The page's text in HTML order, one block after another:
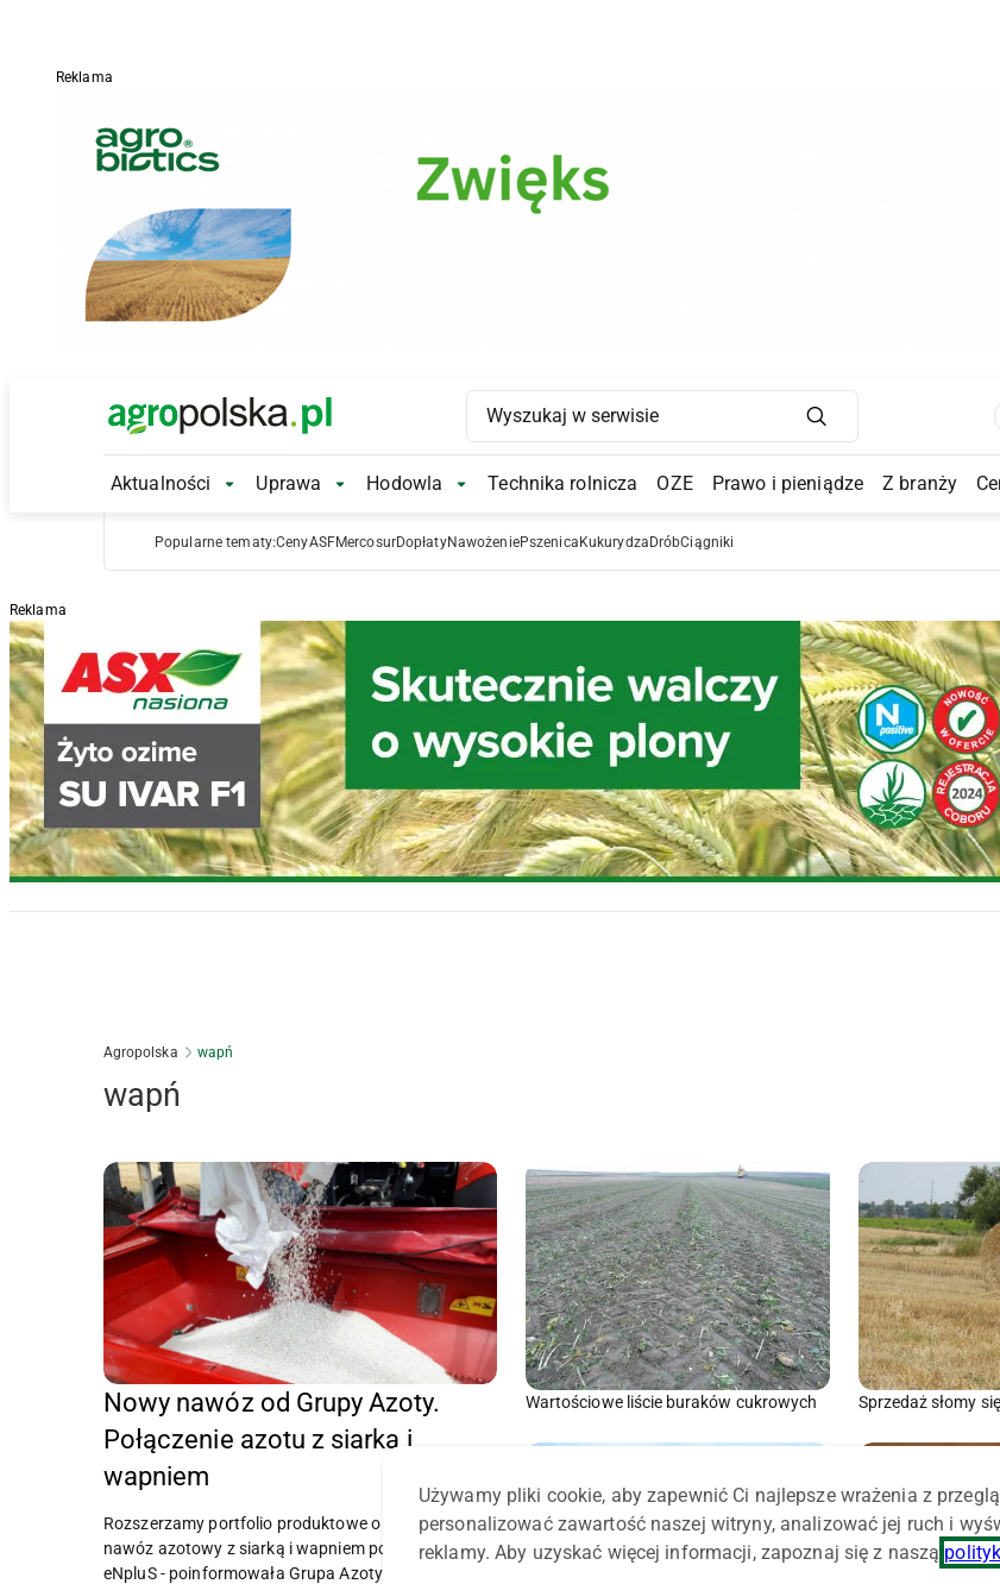
Reklama
Main Logo
Main Navigation
Aktualności Aktualności Submenu
Uprawa Uprawa Submenu
Hodowla Hodowla Submenu
Technika rolnicza OZE Prawo i pieniądze Z branży
Popularne tematy:CenyASFMercosurDopłatyNawożeniePszenica Kukurydza DróbCiągniki
Reklama
Agropolska wapń
wapń
Nowy nawóz od Grupy Azoty.
Połączenie azotu z siarką i
wapniem
Rozszerzamy portfolio produktowe o granulowany
nawóz azotowy z siarką i wapniem pod nazwą
eNpluS - poinformowała Grupa Azoty. Jak dodała,
Wartościowe liście buraków cukrowych Sprzedaż słomy
Używamy pliki cookie, aby zapewnić Ci najlepsze wrażenia z
personalizować zawartość naszej witryny, analizować jej ruch i
reklamy. Aby uzyskać więcej informacji, zapoznaj się z naszą